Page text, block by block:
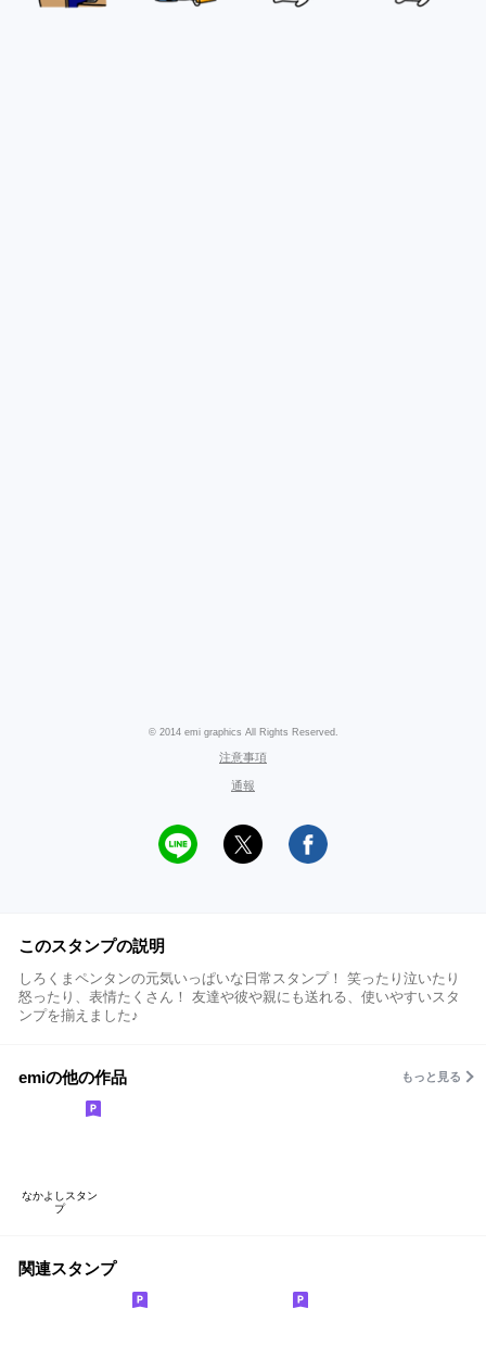
© 2014 emi graphics All Rights Reserved.
注意事項
通報
このスタンプの説明
しろくまペンタンの元気いっぱいな日常スタンプ！ 笑ったり泣いたり
怒ったり、表情たくさん！ 友達や彼や親にも送れる、使いやすいスタ
ンプを揃えました♪
emiの他の作品 もっと見る
なかよしスタン
プ
関連スタンプ